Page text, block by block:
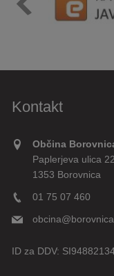
Kontakt
Občina
Paplerjeva ulica 22
1353 Borovnica
01 75 07 460
ID za DDV: